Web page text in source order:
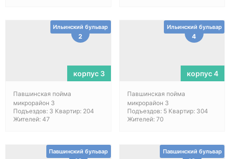
Ильинский бульвар
2
корпус 3
Павшинская пойма
микрорайон 3
Подъездов: 3 Квартир: 204
Жителей: 47
Ильинский бульвар
4
корпус 4
Павшинская пойма
микрорайон 3
Подъездов: 5 Квартир: 304
Жителей: 70
Павшинский бульвар Павшинский бульвар